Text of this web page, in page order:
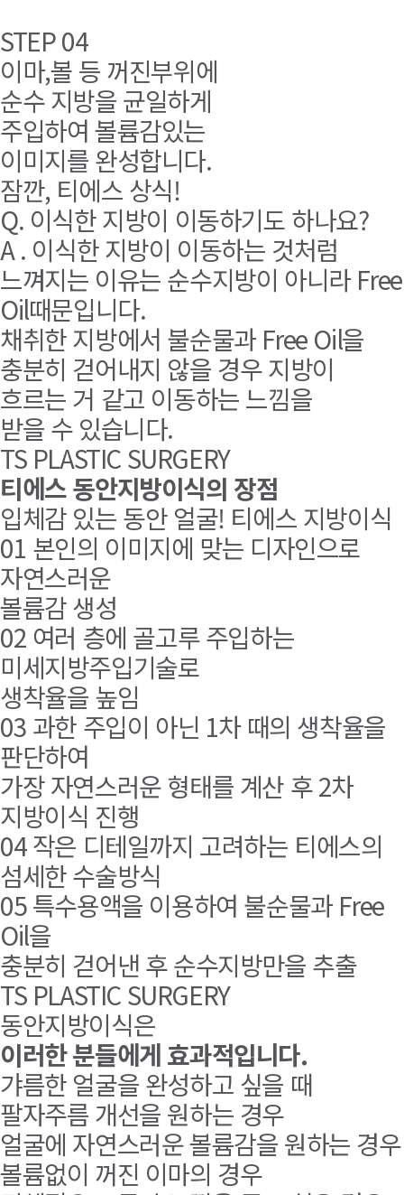
STEP 04
이마,볼 등 꺼진부위에
순수 지방을 균일하게
주입하여 볼륨감있는
이미지를 완성합니다.
잠깐, 티에스 상식!
Q. 이식한 지방이 이동하기도 하나요?
A . 이식한 지방이 이동하는 것처럼
느껴지는 이유는 순수지방이 아니라 Free
Oil때문입니다.
채취한 지방에서 불순물과 Free Oil을
충분히 걷어내지 않을 경우 지방이
흐르는 거 같고 이동하는 느낌을
받을 수 있습니다.
TS PLASTIC SURGERY
티에스 동안지방이식의 장점
입체감 있는 동안 얼굴! 티에스 지방이식
01 본인의 이미지에 맞는 디자인으로
자연스러운
볼륨감 생성
02 여러 층에 골고루 주입하는
미세지방주입기술로
생착율을 높임
03 과한 주입이 아닌 1차 때의 생착율을
판단하여
가장 자연스러운 형태를 계산 후 2차
지방이식 진행
04작은 디테일까지 고려하는 티에스의
섬세한 수술방식
05특수용액을 이용하여 불순물과 Free
Oil을
충분히 걷어낸 후 순수지방만을 추출
TS PLASTIC SURGERY
동안지방이식은
이러한 분들에게 효과적입니다.
갸름한 얼굴을 완성하고 싶을 때
팔자주름 개선을 원하는 경우
얼굴에 자연스러운 볼륨감을 원하는 경우
볼륨없이 꺼진 이마의 경우